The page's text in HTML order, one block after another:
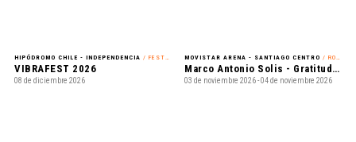
HIPÓDROMO CHILE - INDEPENDENCIA / FESTIVAL
VIBRAFEST 2026
08 de diciembre 2026
MOVISTAR ARENA - SANTIAGO CENTRO / ROMÁNTICO
Marco Antonio Solis - Gratitud Tour 2026
03 de noviembre 2026 - 04 de noviembre 2026